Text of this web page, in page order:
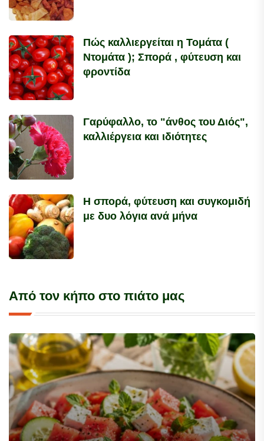
Πώς καλλιεργείται η Τομάτα (
Ντομάτα ); Σπορά , φύτευση και
φροντίδα
Γαρύφαλλο, το "άνθος του Διός",
καλλιέργεια και ιδιότητες
Η σπορά, φύτευση και συγκομιδή
με δυο λόγια ανά μήνα
Από τον κήπο στο πιάτο μας